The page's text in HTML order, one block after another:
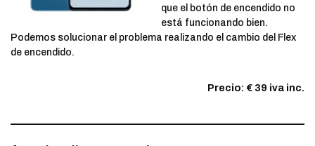
que el botón de encendido no
está funcionando bien.
Podemos solucionar el problema realizando el cambio del Flex
de encendido.
Precio: € 39 iva inc.